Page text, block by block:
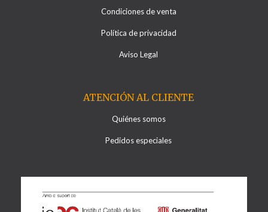
Condiciones de venta
Política de privacidad
Aviso Legal
ATENCIÓN AL CLIENTE
Quiénes somos
Pedidos especiales